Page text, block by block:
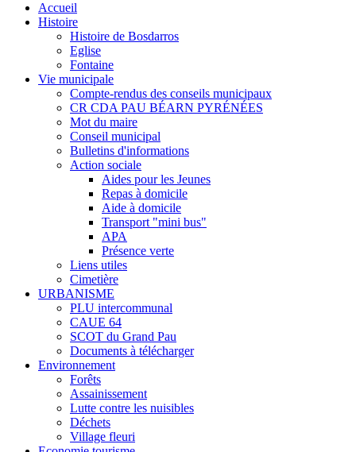
Accueil
Histoire
Histoire de Bosdarros
Eglise
Fontaine
Vie municipale
Compte-rendus des conseils municipaux
CR CDA PAU BÉARN PYRÉNÉES
Mot du maire
Conseil municipal
Bulletins d'informations
Action sociale
Aides pour les Jeunes
Repas à domicile
Aide à domicile
Transport "mini bus"
APA
Présence verte
Liens utiles
Cimetière
URBANISME
PLU intercommunal
CAUE 64
SCOT du Grand Pau
Documents à télécharger
Environnement
Forêts
Assainissement
Lutte contre les nuisibles
Déchets
Village fleuri